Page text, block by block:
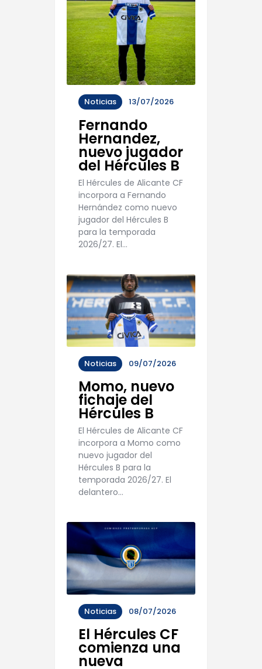
Noticias 13/07/2026
Fernando
Hernandez,
nuevo jugador
del Hércules B
El Hércules de Alicante CF
incorpora a Fernando
Hernández como nuevo
jugador del Hércules B
para la temporada
2026/27. El…
Noticias 09/07/2026
Momo, nuevo
fichaje del
Hércules B
El Hércules de Alicante CF
incorpora a Momo como
nuevo jugador del
Hércules B para la
temporada 2026/27. El
delantero…
Noticias 08/07/2026
El Hércules CF
comienza una
nueva